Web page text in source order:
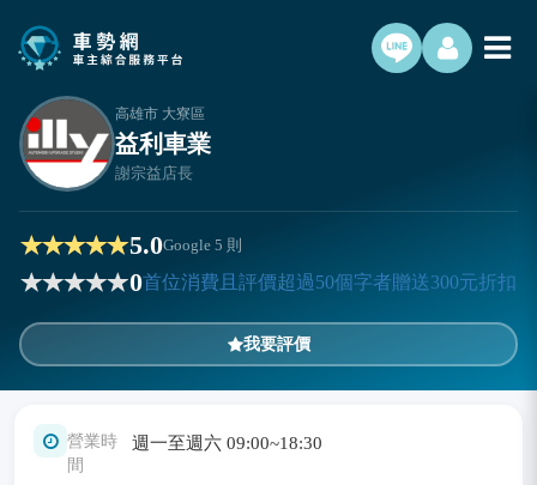
高雄市 大寮區
益利車業
謝宗益店長
5.0Google 5 則
0首位消費且評價超過50個字者贈送300元折扣
我要評價
營業時
間
週一至週六 09:00~18:30